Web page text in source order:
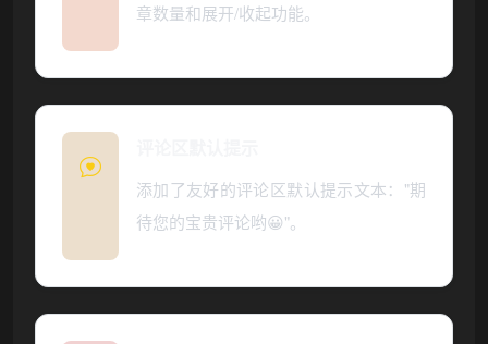
章数量和展开/收起功能。
添加了友好的评论区默认提示文本："期
待您的宝贵评论哟😀"。